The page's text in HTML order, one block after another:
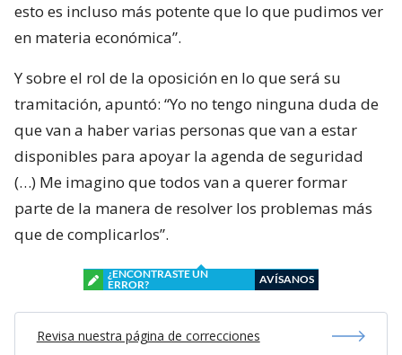
esto es incluso más potente que lo que pudimos ver
en materia económica”.
Y sobre el rol de la oposición en lo que será su
tramitación, apuntó: “Yo no tengo ninguna duda de
que van a haber varias personas que van a estar
disponibles para apoyar la agenda de seguridad
(…) Me imagino que todos van a querer formar
parte de la manera de resolver los problemas más
que de complicarlos”.
¿ENCONTRASTE UN
ERROR?
AVÍSANOS
Revisa nuestra página de correcciones